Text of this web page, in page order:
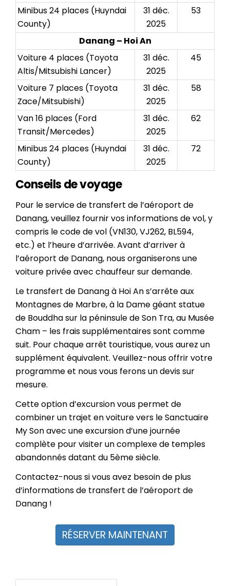
Minibus 24 places (Huyndai
County)
31 déc.
2025
53
Danang – Hoi An
Voiture 4 places (Toyota
Altis/Mitsubishi Lancer)
31 déc.
2025
45
Voiture 7 places (Toyota
Zace/Mitsubishi)
31 déc.
2025
58
Van 16 places (Ford
Transit/Mercedes)
31 déc.
2025
62
Minibus 24 places (Huyndai
County)
31 déc.
2025
72
Conseils de voyage
Pour le service de transfert de l’aéroport de
Danang, veuillez fournir vos informations de vol, y
compris le code de vol (VN130, VJ262, BL594,
etc.) et l’heure d’arrivée. Avant d’arriver à
l’aéroport de Danang, nous organiserons une
voiture privée avec chauffeur sur demande.
Le transfert de Danang à Hoi An s’arrête aux
Montagnes de Marbre, à la Dame géant statue
de Bouddha sur la péninsule de Son Tra, au Musée
Cham – les frais supplémentaires sont comme
suit. Pour chaque arrêt touristique, vous aurez un
supplément équivalent. Veuillez-nous offrir votre
programme et nous vous ferons un devis sur
mesure.
Cette option d’excursion vous permet de
combiner un trajet en voiture vers le Sanctuaire
My Son avec une excursion d’une journée
complète pour visiter un complexe de temples
abandonnés datant du 5ème siècle.
Contactez-nous si vous avez besoin de plus
d’informations de transfert de l’aéroport de
Danang !
RÉSERVER MAINTENANT